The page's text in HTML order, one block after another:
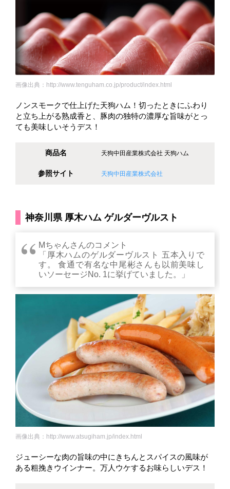
画像出典：http://www.tenguham.co.jp/product/index.html
ノンスモークで仕上げた天狗ハム！切ったときにふわり
と立ち上がる熟成香と、豚肉の独特の濃厚な旨味がとっ
ても美味しいそうデス！
商品名 天狗中田産業株式会社 天狗ハム
参照サイト 天狗中田産業株式会社
神奈川県 厚木ハム ゲルダーヴルスト
Mちゃんさんのコメント
「厚木ハムのゲルダーヴルスト 五本入りで
す。 食通で有名な中尾彬さんも以前美味し
いソーセージNo. 1に挙げていました。」
画像出典：http://www.atsugiham.jp/index.html
ジューシーな肉の旨味の中にきちんとスパイスの風味が
ある粗挽きウインナー。万人ウケするお味らしいデス！